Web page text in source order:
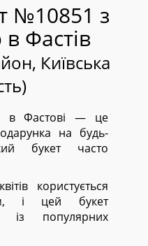
№10851 з
Фастів
Київська
в Фастові — це
на будь-
букет часто
користується
і цей букет
із популярних